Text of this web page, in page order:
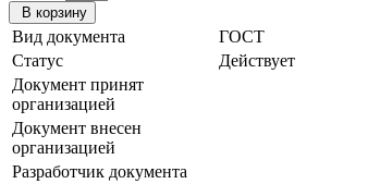
В корзину
Вид документа
ГОСТ
Статус
Действует
Документ принят
организацией
Документ внесен
организацией
Разработчик документа